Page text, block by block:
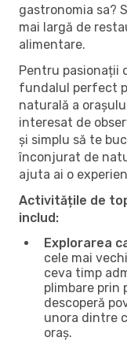
gastronomia sa?
mai largă de
alimentare.
Pentru pasionații
fundalul perfect
naturală a
interesat de
și simplu să te
înconjurat de
ajuta ai o
Activitățile de
includ:
Explorarea
cele mai
ceva timp
plimbare prin
descoperă
unora dintre
oraș.